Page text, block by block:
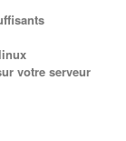
votre serveur